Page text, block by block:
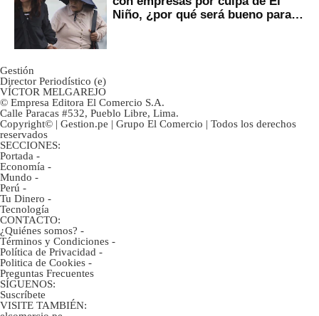
Niño, ¿por qué será bueno para
Gestión
Director Periodístico (e)
VÍCTOR MELGAREJO
© Empresa Editora El Comercio S.A.
Calle Paracas #532, Pueblo Libre, Lima.
Copyright© | Gestion.pe | Grupo El Comercio | Todos los derechos
reservados
SECCIONES:
Portada -
Economía -
Mundo -
Perú -
Tu Dinero -
Tecnología
CONTACTO:
¿Quiénes somos? -
Términos y Condiciones -
Política de Privacidad -
Politica de Cookies -
Preguntas Frecuentes
SÍGUENOS:
Suscríbete
VISITE TAMBIÉN: